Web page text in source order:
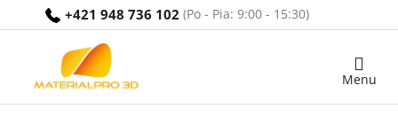
+421 948 736 102
Nákupný